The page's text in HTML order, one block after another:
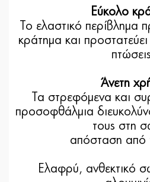
Εύκολο
Το ελαστικό περίβλημα
κράτημα και
Άνετη
Τα στρεφόμενα και
προσοφθάλμια
τους στη
απόσταση από
Ελαφρύ, ανθεκτικό